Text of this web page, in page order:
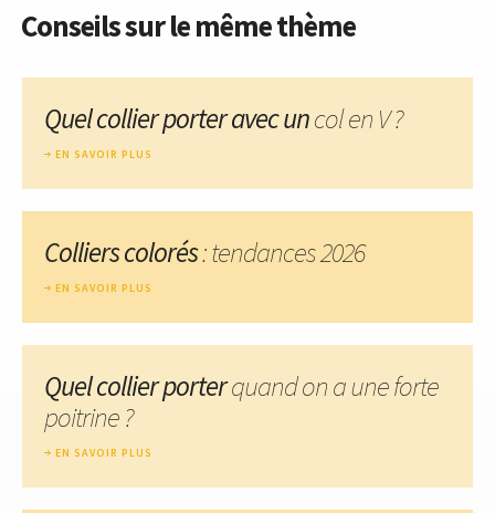
Conseils sur le même thème
Quel collier porter avec uncol en V ?
EN SAVOIR PLUS
Colliers colorés: tendances 2026
EN SAVOIR PLUS
Quel collier porterquand on a une forte
poitrine ?
EN SAVOIR PLUS